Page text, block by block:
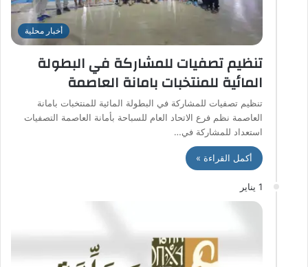
أخبار محلية
تنظيم تصفيات للمشاركة في البطولة
المائية للمنتخبات بامانة العاصمة
تنظيم تصفيات للمشاركة في البطولة المائية للمنتخبات بامانة
العاصمة نظم فرع الاتحاد العام للسباحة بأمانة العاصمة التصفيات
استعداد للمشاركة في…
أكمل القراءة »
1 يناير